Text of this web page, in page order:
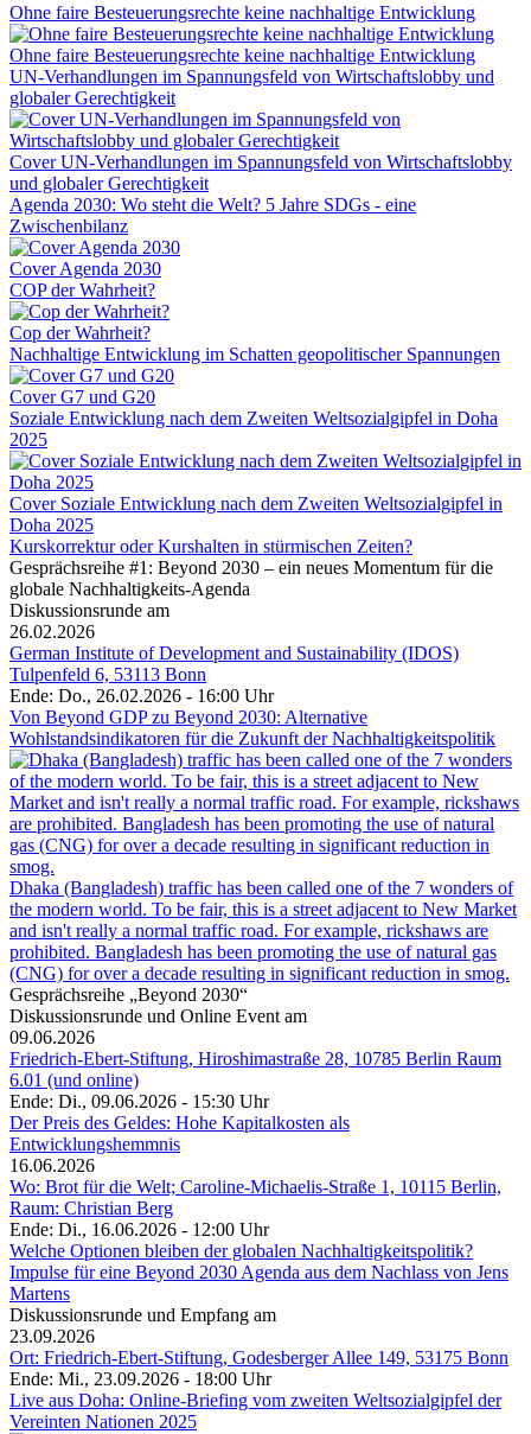
Ohne faire Besteuerungsrechte keine nachhaltige Entwicklung
Ohne faire Besteuerungsrechte keine nachhaltige Entwicklung
UN-Verhandlungen im Spannungsfeld von Wirtschaftslobby und
globaler Gerechtigkeit
Cover UN-Verhandlungen im Spannungsfeld von Wirtschaftslobby
und globaler Gerechtigkeit
Agenda 2030: Wo steht die Welt? 5 Jahre SDGs - eine
Zwischenbilanz
Cover Agenda 2030
COP der Wahrheit?
Cop der Wahrheit?
Nachhaltige Entwicklung im Schatten geopolitischer Spannungen
Cover G7 und G20
Soziale Entwicklung nach dem Zweiten Weltsozialgipfel in Doha
2025
Cover Soziale Entwicklung nach dem Zweiten Weltsozialgipfel in
Doha 2025
Kurskorrektur oder Kurshalten in stürmischen Zeiten?
Gesprächsreihe #1: Beyond 2030 – ein neues Momentum für die
globale Nachhaltigkeits-Agenda
Diskussionsrunde am
26.02.2026
German Institute of Development and Sustainability (IDOS)
Tulpenfeld 6, 53113 Bonn
Ende: Do., 26.02.2026 - 16:00 Uhr
Von Beyond GDP zu Beyond 2030: Alternative
Wohlstandsindikatoren für die Zukunft der Nachhaltigkeitspolitik
Dhaka (Bangladesh) traffic has been called one of the 7 wonders of
the modern world. To be fair, this is a street adjacent to New Market
and isn't really a normal traffic road. For example, rickshaws are
prohibited. Bangladesh has been promoting the use of natural gas
(CNG) for over a decade resulting in significant reduction in smog.
Gesprächsreihe „Beyond 2030“
Diskussionsrunde und Online Event am
09.06.2026
Friedrich-Ebert-Stiftung, Hiroshimastraße 28, 10785 Berlin Raum
6.01 (und online)
Ende: Di., 09.06.2026 - 15:30 Uhr
Der Preis des Geldes: Hohe Kapitalkosten als
Entwicklungshemmnis
16.06.2026
Wo: Brot für die Welt; Caroline-Michaelis-Straße 1, 10115 Berlin,
Raum: Christian Berg
Ende: Di., 16.06.2026 - 12:00 Uhr
Welche Optionen bleiben der globalen Nachhaltigkeitspolitik?
Impulse für eine Beyond 2030 Agenda aus dem Nachlass von Jens
Martens
Diskussionsrunde und Empfang am
23.09.2026
Ort: Friedrich-Ebert-Stiftung, Godesberger Allee 149, 53175 Bonn
Ende: Mi., 23.09.2026 - 18:00 Uhr
Live aus Doha: Online-Briefing vom zweiten Weltsozialgipfel der
Vereinten Nationen 2025